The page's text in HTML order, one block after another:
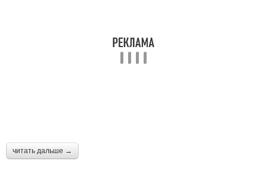
читать дальше →